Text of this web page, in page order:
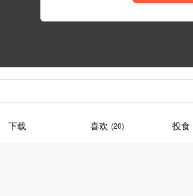
下载 喜欢 (20) 投食